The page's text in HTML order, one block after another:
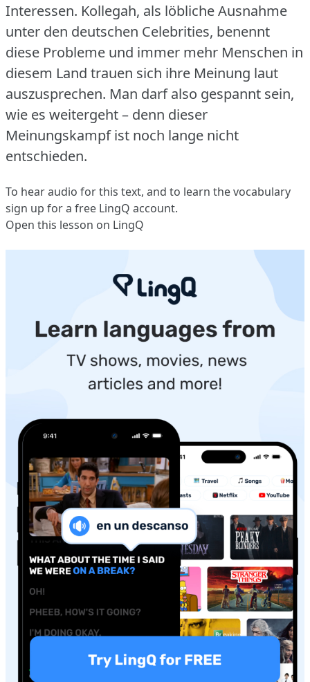
Interessen. Kollegah, als löbliche Ausnahme
unter den deutschen Celebrities, benennt
diese Probleme und immer mehr Menschen in
diesem Land trauen sich ihre Meinung laut
auszusprechen. Man darf also gespannt sein,
wie es weitergeht – denn dieser
Meinungskampf ist noch lange nicht
entschieden.
To hear audio for this text, and to learn the vocabulary
sign up for a free LingQ account.
Open this lesson on LingQ